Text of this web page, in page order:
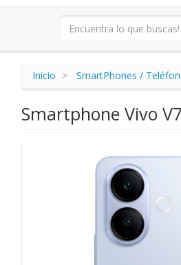
Inicio SmartPhones /
Smartphone Vivo